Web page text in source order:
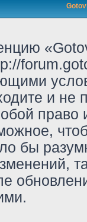
и
право
бы